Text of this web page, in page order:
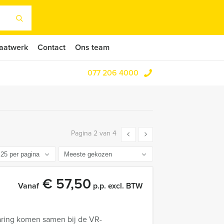
Contact Ons team
077 206 4000
Pagina 2 van 4
Vanaf€ 57,50 p.p. excl. BTW
komen samen bij de VR-